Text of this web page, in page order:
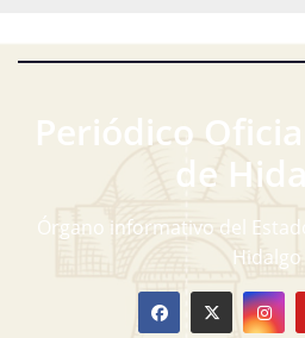
Periódico
de
Órgano informativo del
Hidalgo